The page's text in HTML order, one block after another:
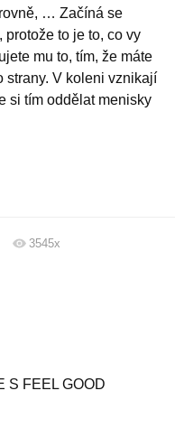
… Začíná se
protože to je to, co vy
mu to, tím, že máte
strany. V koleni vznikají
si tím oddělat menisky
3545x
S FEEL GOOD